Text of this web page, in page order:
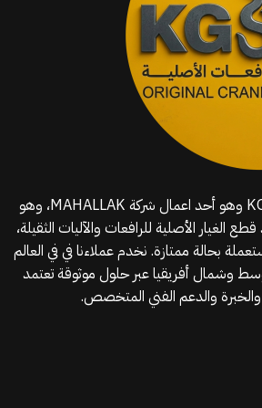
موقع قطع الغيار KGSAN وهو أحد اعمال شركة MAHALLAK، وهو
الغيار الأصلية للرافعات والآليات الثقيلة،
بحالة ممتازة. نخدم عملاءنا في في العالم
وشمال أفريقيا عبر حلول موثوقة تعتمد
والدعم الفني المتخصص.